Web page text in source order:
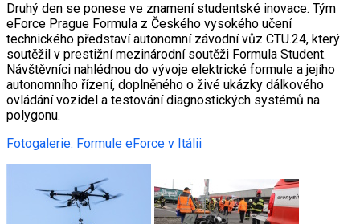
Druhý den se ponese ve znamení studentské inovace. Tým
eForce Prague Formula z Českého vysokého učení
technického představí autonomní závodní vůz CTU.24, který
soutěžil v prestižní mezinárodní soutěži Formula Student.
Návštěvníci nahlédnou do vývoje elektrické formule a jejího
autonomního řízení, doplněného o živé ukázky dálkového
ovládání vozidel a testování diagnostických systémů na
polygonu.
Fotogalerie: Formule eForce v Itálii